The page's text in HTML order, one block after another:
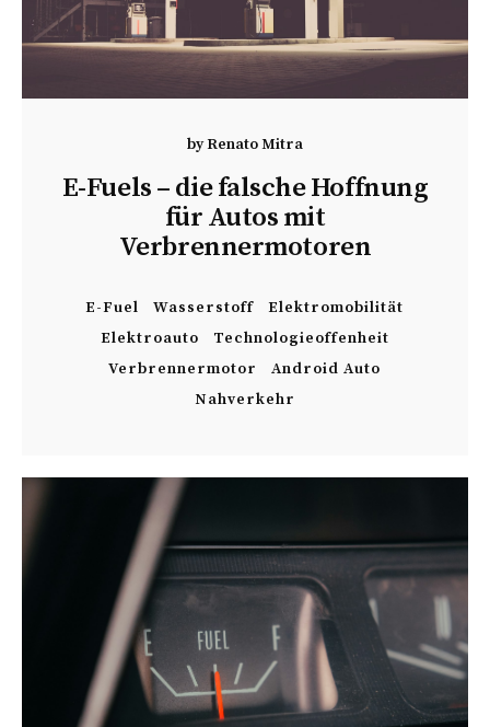
byRenato Mitra
E-Fuels – die falsche Hoffnung
für Autos mit
Verbrennermotoren
E-Fuel Wasserstoff
Elektromobilität
Elektroauto
Technologieoffenheit
Verbrennermotor
Android Auto
Nahverkehr